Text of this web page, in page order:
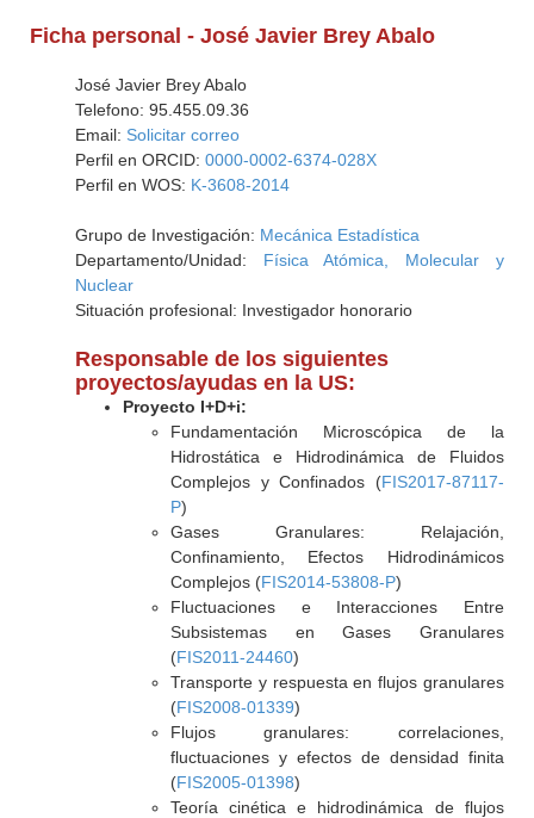
Ficha personal - José Javier Brey Abalo
José Javier Brey Abalo
Telefono: 95.455.09.36
Email: Solicitar correo
Perfil en ORCID: 0000-0002-6374-028X
Perfil en WOS: K-3608-2014
Grupo de Investigación: Mecánica Estadística
Departamento/Unidad: Física Atómica, Molecular y
Nuclear
Situación profesional: Investigador honorario
Responsable de los siguientes
proyectos/ayudas en la US:
Proyecto I+D+i:
Fundamentación Microscópica de la
Hidrostática e Hidrodinámica de Fluidos
Complejos y Confinados (FIS2017-87117-
P)
Gases Granulares: Relajación,
Confinamiento, Efectos Hidrodinámicos
Complejos (FIS2014-53808-P)
Fluctuaciones e Interacciones Entre
Subsistemas en Gases Granulares
(FIS2011-24460)
Transporte y respuesta en flujos granulares
(FIS2008-01339)
Flujos granulares: correlaciones,
fluctuaciones y efectos de densidad finita
(FIS2005-01398)
Teoría cinética e hidrodinámica de flujos